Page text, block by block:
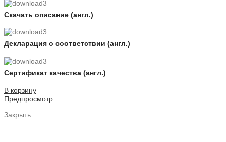
Скачать описание (англ.)
Декларация о соответствии (англ.)
Сертификат качества (англ.)
В корзину
Предпросмотр
Закрыть